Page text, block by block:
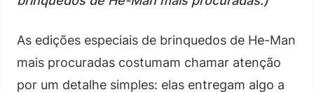
As edições especiais de brinquedos de He-Man
mais procuradas costumam chamar atenção
por um detalhe simples: elas entregam algo a